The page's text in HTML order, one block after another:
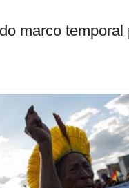
marco temporal